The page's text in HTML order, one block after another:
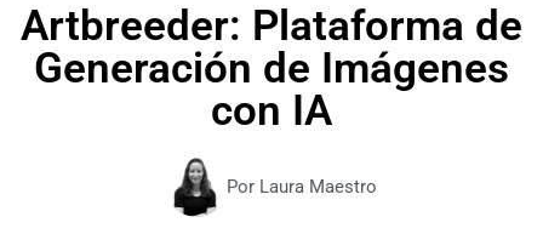
Artbreeder: Plataforma de
Generación de Imágenes
con IA
Por Laura Maestro